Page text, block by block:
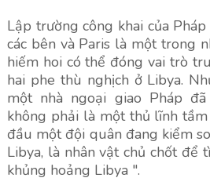
Lập trường công khai của
các bên và Paris là một trong
hiếm hoi có thể đóng vai trò
hai phe thù nghịch ở Libya.
một nhà ngoại giao Pháp
không phải là một thủ lĩnh
đầu một đội quân đang kiểm
Libya, là nhân vật chủ chốt để
khủng hoảng Libya ".